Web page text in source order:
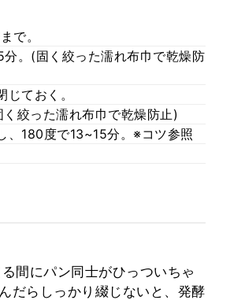
で。
。(固く絞った濡れ布巾で乾燥防
ておく。
絞った濡れ布巾で乾燥防止)
、180度で13~15分。※コツ参照
間にパン同士がひっついちゃ
だらしっかり綴じないと、発酵